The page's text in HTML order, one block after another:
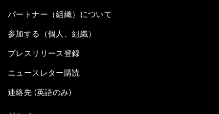
パートナー（組織）について
参加する（個人、組織）
プレスリリース登録
ニュースレター購読
連絡先 (英語のみ)